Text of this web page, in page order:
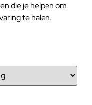
die je helpen om
te halen.